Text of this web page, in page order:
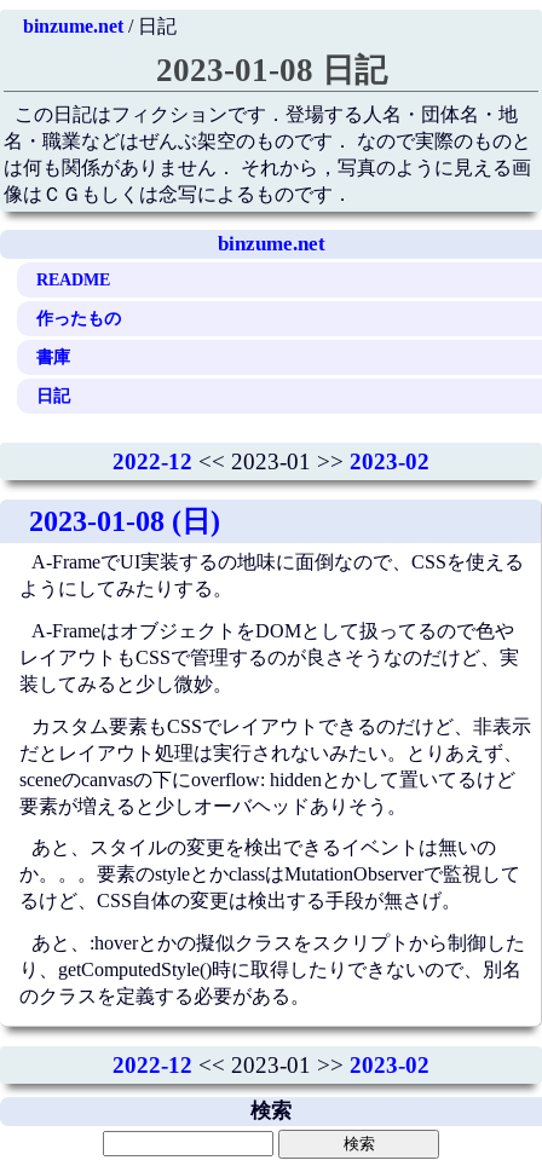
binzume.net/ 日記
2023-01-08 日記
この日記はフィクションです．登場する人名・団体名・地
名・職業などはぜんぶ架空のものです． なので実際のものと
は何も関係がありません． それから，写真のように見える画
像はＣＧもしくは念写によるものです．
binzume.net
README
作ったもの
書庫
日記
2022-12 << 2023-01 >> 2023-02
2023-01-08 (日)
A-FrameでUI実装するの地味に面倒なので、CSSを使える
ようにしてみたりする。
A-FrameはオブジェクトをDOMとして扱ってるので色や
レイアウトもCSSで管理するのが良さそうなのだけど、実
装してみると少し微妙。
カスタム要素もCSSでレイアウトできるのだけど、非表示
だとレイアウト処理は実行されないみたい。とりあえず、
sceneのcanvasの下にoverflow: hiddenとかして置いてるけど
要素が増えると少しオーバヘッドありそう。
あと、スタイルの変更を検出できるイベントは無いの
か。。。要素のstyleとかclassはMutationObserverで監視して
るけど、CSS自体の変更は検出する手段が無さげ。
あと、:hoverとかの擬似クラスをスクリプトから制御した
り、getComputedStyle()時に取得したりできないので、別名
のクラスを定義する必要がある。
2022-12 << 2023-01 >> 2023-02
検索